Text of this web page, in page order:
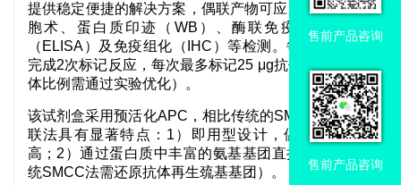
提供稳定便捷的解决方案，偶联产物可应用于流式细
胞术、蛋白质印迹（WB）、酶联免疫吸附试验
（ELISA）及免疫组化（IHC）等检测。每盒试剂可
完成2次标记反应，每次最多标记25 μg抗体（具体抗
体比例需通过实验优化）。
该试剂盒采用预活化APC，相比传统的SMCC化学偶
联法具有显著特点：1）即用型设计，偶联产率更
高；2）通过蛋白质中丰富的氨基基团直接偶联（传
统SMCC法需还原抗体再生巯基基团）。
售前产品咨询
售前产品咨询